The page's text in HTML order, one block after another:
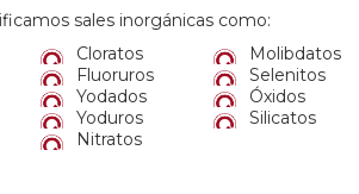
sales inorgánicas como:
Cloratos
Fluoruros
Yodados
Yoduros
Nitratos
Molibdatos
Selenitos
Óxidos
Silicatos